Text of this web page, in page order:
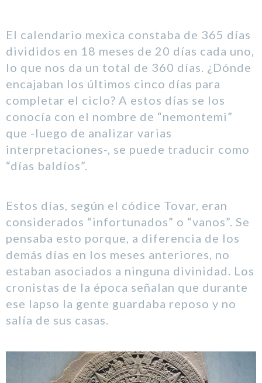
El calendario mexica constaba de 365 días
divididos en 18 meses de 20 días cada uno,
lo que nos da un total de 360 días. ¿Dónde
encajaban los últimos cinco días para
completar el ciclo? A estos días se los
conocía con el nombre de “nemontemi”
que -luego de analizar varias
interpretaciones-, se puede traducir como
“días baldíos”.
Estos días, según el códice Tovar, eran
considerados “infortunados” o “vanos”. Se
pensaba esto porque, a diferencia de los
demás días en los meses anteriores, no
estaban asociados a ninguna divinidad. Los
cronistas de la época señalan que durante
ese lapso la gente guardaba reposo y no
salía de sus casas.